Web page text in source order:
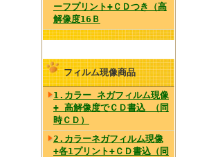
ーフプリント+ＣＤつき（高
解像度16Ｂ
フィルム現像商品
1.カラー ネガフィルム現像
+ 高解像度でＣＤ書込 （同
時ＣＤ）
2.カラーネガフィルム現像
+各1プリント+ＣＤ書込（同